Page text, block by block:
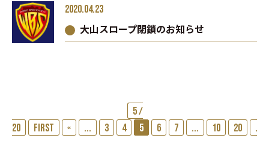
2020.04.23
大山スロープ閉鎖のお知らせ
5 /
20
First « ... 3 4 5 6 7 ... 10 20 ...